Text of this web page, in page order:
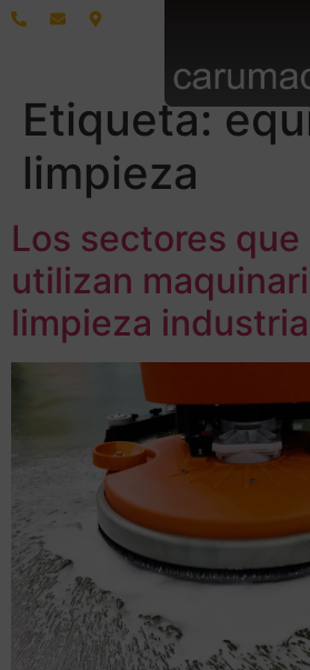
Etiqueta:
limpieza
Los sectores que
utilizan
limpieza